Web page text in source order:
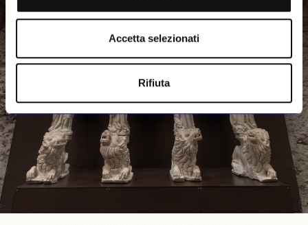
Accetta selezionati
Rifiuta